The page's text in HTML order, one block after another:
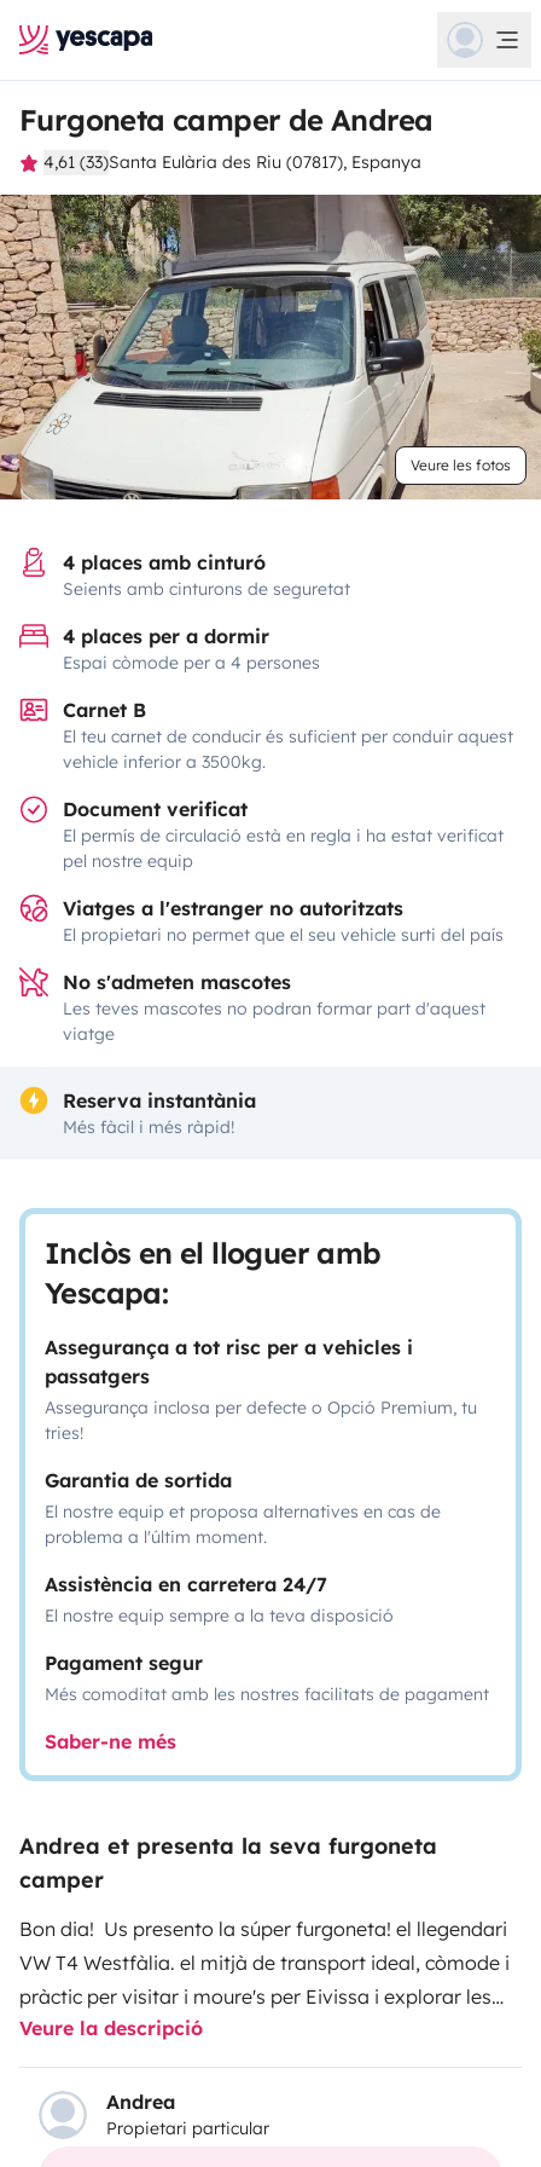
Furgoneta camper de Andrea
4,61 (33)Santa Eulària des Riu (07817), Espanya
Veure les fotos
4 places amb cinturó
Seients amb cinturons de seguretat
4 places per a dormir
Espai còmode per a 4 persones
Carnet B
El teu carnet de conducir és suficient per conduir aquest
vehicle inferior a 3500kg.
Document verificat
El permís de circulació està en regla i ha estat verificat
pel nostre equip
Viatges a l'estranger no autoritzats
El propietari no permet que el seu vehicle surti del país
No s'admeten mascotes
Les teves mascotes no podran formar part d'aquest
viatge
Reserva instantània
Més fàcil i més ràpid!
Inclòs en el lloguer amb
Yescapa:
Assegurança a tot risc per a vehicles i
passatgers
Assegurança inclosa per defecte o Opció Premium, tu
tries!
Garantia de sortida
El nostre equip et proposa alternatives en cas de
problema a l'últim moment.
Assistència en carretera 24/7
El nostre equip sempre a la teva disposició
Pagament segur
Més comoditat amb les nostres facilitats de pagament
Saber-ne més
Andrea et presenta la seva furgoneta
camper
Bon dia! Us presento la súper furgoneta! el llegendari
VW T4 Westfàlia. el mitjà de transport ideal, còmode i
pràctic per visitar i moure's per Eivissa i explorar les
seves belleses naturals i no naturals. equipat amb tot
el necessari per dormir i viatjar per a 4 persones. la
nevera congeladora elèctrica funciona perfectament
les 24 hores del dia, els 7 dies del dia, per oferir-vos
Veure la descripció
Andrea
Propietari particular